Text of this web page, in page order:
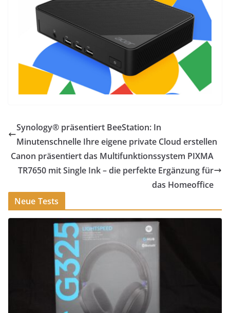
Synology® präsentiert BeeStation: In
Minutenschnelle Ihre eigene private Cloud erstellen
Canon präsentiert das Multifunktionssystem PIXMA
TR7650 mit Single Ink – die perfekte Ergänzung für
das Homeoffice
Neue Tests